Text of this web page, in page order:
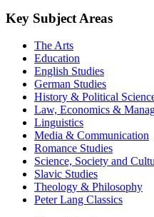
Key Subject Areas
The Arts
Education
English Studies
German Studies
History & Political
Law, Economics &
Linguistics
Media & Communication
Romance Studies
Science, Society and
Slavic Studies
Theology & Philosophy
Peter Lang Classics